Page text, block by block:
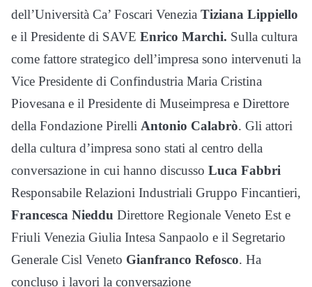
dell’Università Ca’ Foscari Venezia Tiziana Lippiello
e il Presidente di SAVE Enrico Marchi. Sulla cultura
come fattore strategico dell’impresa sono intervenuti la
Vice Presidente di Confindustria Maria Cristina
Piovesana e il Presidente di Museimpresa e Direttore
della Fondazione Pirelli Antonio Calabrò. Gli attori
della cultura d’impresa sono stati al centro della
conversazione in cui hanno discusso Luca Fabbri
Responsabile Relazioni Industriali Gruppo Fincantieri,
Francesca Nieddu Direttore Regionale Veneto Est e
Friuli Venezia Giulia Intesa Sanpaolo e il Segretario
Generale Cisl Veneto Gianfranco Refosco. Ha
concluso i lavori la conversazione